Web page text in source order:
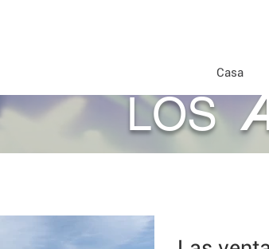
Casa
LOS